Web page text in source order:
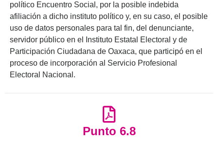
político Encuentro Social, por la posible indebida
afiliación a dicho instituto político y, en su caso, el posible
uso de datos personales para tal fin, del denunciante,
servidor público en el Instituto Estatal Electoral y de
Participación Ciudadana de Oaxaca, que participó en el
proceso de incorporación al Servicio Profesional
Electoral Nacional.
Punto 6.8